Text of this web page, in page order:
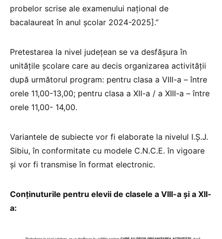
probelor scrise ale examenului național de
bacalaureat în anul școlar 2024-2025].”
Pretestarea la nivel judeţean se va desfăşura în
unitățile școlare care au decis organizarea activității
după următorul program: pentru clasa a VIII-a – între
orele 11,00-13,00; pentru clasa a XII-a / a XIII-a – între
orele 11,00- 14,00.
Variantele de subiecte vor fi elaborate la nivelul I.Ș.J.
Sibiu, în conformitate cu modele C.N.C.E. în vigoare
şi vor fi transmise în format electronic.
Conținuturile pentru elevii de clasele a VIII-a și a XII-
a: